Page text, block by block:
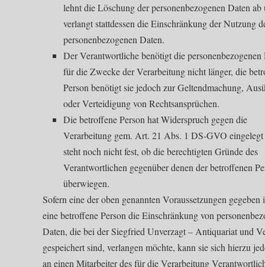
lehnt die Löschung der personenbezogenen Daten ab
verlangt stattdessen die Einschränkung der Nutzung
personenbezogenen Daten.
Der Verantwortliche benötigt die personenbezogenen
für die Zwecke der Verarbeitung nicht länger, die
Person benötigt sie jedoch zur Geltendmachung,
oder Verteidigung von Rechtsansprüchen.
Die betroffene Person hat Widerspruch gegen die
Verarbeitung gem. Art. 21 Abs. 1 DS-GVO eingelegt
steht noch nicht fest, ob die berechtigten Gründe des
Verantwortlichen gegenüber denen der betroffenen
überwiegen.
Sofern eine der oben genannten Voraussetzungen gegeben
eine betroffene Person die Einschränkung von
Daten, die bei der Siegfried Unverzagt – Antiquariat und
gespeichert sind, verlangen möchte, kann sie sich hierzu
an einen Mitarbeiter des für die Verarbeitung